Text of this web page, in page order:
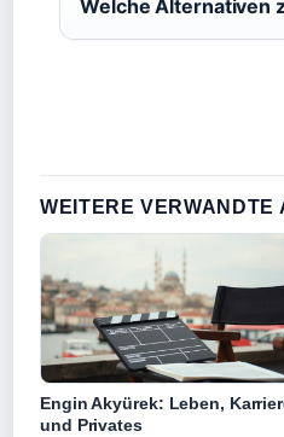
Welche Alternativen
WEITERE VERWANDTE
Engin Akyürek: Leben,
und Privates